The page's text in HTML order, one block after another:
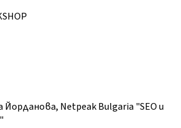
Netpeak Bulgaria "SEO и